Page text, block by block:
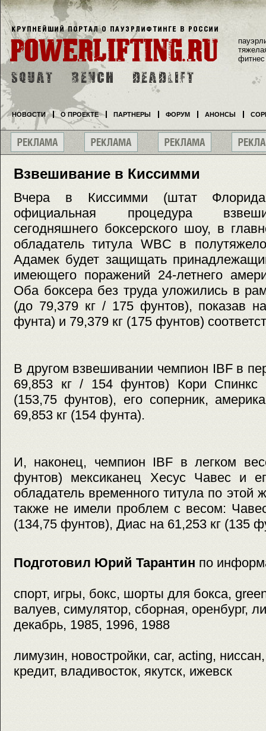
Взвешивание в Киссимми
Вчера в Киссимми (штат
официальная процедура
сегодняшнего боксерского шоу, в
обладатель титула WBC в
Адамек будет защищать
имеющего поражений 24-летнего
Оба боксера без труда уложились в
(до 79,379 кг / 175 фунтов), показав
фунта) и 79,379 кг (175 фунтов)
В другом взвешивании чемпион IBF в
69,853 кг / 154 фунтов) Кори Спинкс
(153,75 фунтов), его соперник,
69,853 кг (154 фунта).
И, наконец, чемпион IBF в легком
фунтов) мексиканец Хесус Чавес и
обладатель временного титула по этой
также не имели проблем с весом:
(134,75 фунтов), Диас на 61,253 кг (135
Подготовил Юрий Тарантин по
спорт, игры, бокс, шорты для бокса,
валуев, симулятор, сборная, оренбург,
декабрь, 1985, 1996, 1988
лимузин, новостройки, car, acting,
кредит, владивосток, якутск, ижевск
фитнес
НОВОСТИ О ПРОЕКТЕ ПАРТНЕРЫ ФОРУМ АНОНСЫ